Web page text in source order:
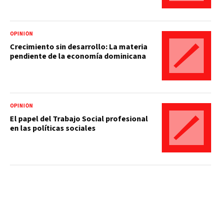
OPINIÓN
Crecimiento sin desarrollo: La materia
pendiente de la economía dominicana
OPINIÓN
El papel del Trabajo Social profesional
en las políticas sociales